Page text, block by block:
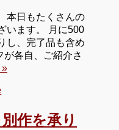
本日もたくさんの
います。 月に500
し、完了品も含め
各自、ご紹介さ
»
作を承り